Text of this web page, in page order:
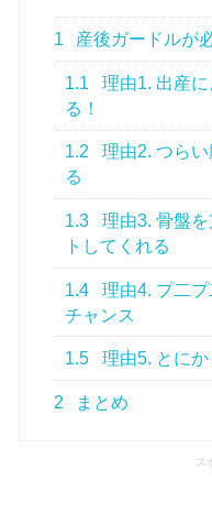
1 産後ガードルが
1.1
理由1. 出産
る！
1.2
理由2. つら
る
1.3
理由3. 骨盤
トしてくれる
1.4
理由4. プ二
チャンス
1.5 理由5. とにか
2 まとめ
ス